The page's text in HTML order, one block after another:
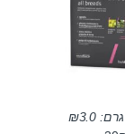
₪3.0